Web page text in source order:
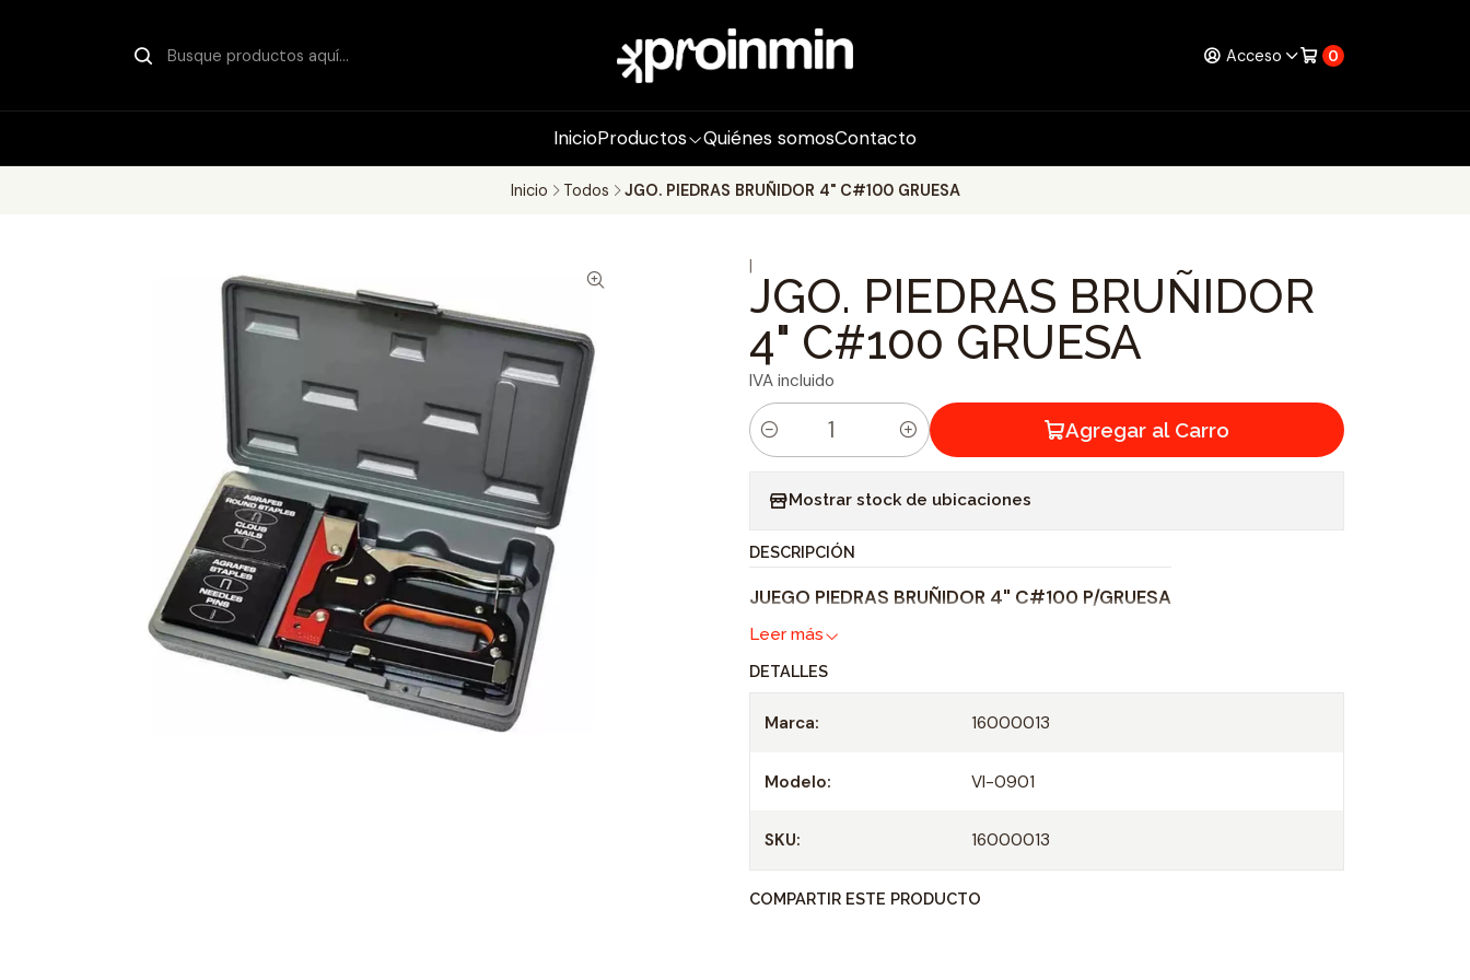
Acceso 0
InicioProductos Quiénes somosContacto
Inicio Todos JGO. PIEDRAS BRUÑIDOR 4" C#100 GRUESA
|
JGO. PIEDRAS BRUÑIDOR
4" C#100 GRUESA
IVA incluido
C
i
d
a
Agregar al Carro
Mostrar stock de ubicaciones
DESCRIPCIÓN
JUEGO PIEDRAS BRUÑIDOR 4" C#100 P/GRUESA
Leer más
DETALLES
Marca: 16000013
Modelo: VI-0901
SKU: 16000013
COMPARTIR ESTE PRODUCTO